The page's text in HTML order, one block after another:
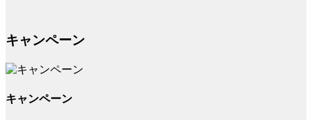
キャンペーン
キャンペーン